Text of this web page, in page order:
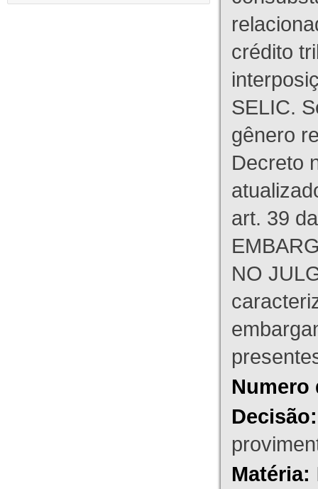
crédito
SELIC.
gênero
Decreto
art. 39
NO
Numero
Decisão:
Matéria: